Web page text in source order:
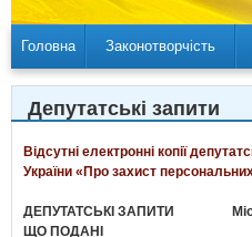
Головна Законотворчість
Депутатські запити
Відсутні електронні копії
України «Про захист
ДЕПУТАТСЬКІ ЗАПИТИ
ЩО ПОДАНІ